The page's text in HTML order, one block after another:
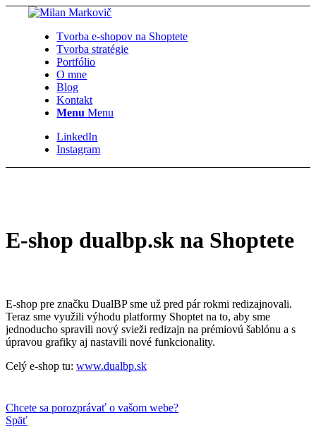
Tvorba e-shopov na Shoptete
Tvorba stratégie
Portfólio
O mne
Blog
Kontakt
Menu Menu
LinkedIn
Instagram
E-shop dualbp.sk na Shoptete
E-shop pre značku DualBP sme už pred pár rokmi redizajnovali.
Teraz sme využili výhodu platformy Shoptet na to, aby sme
jednoducho spravili nový svieži redizajn na prémiovú šablónu a s
úpravou grafiky aj nastavili nové funkcionality.
Celý e-shop tu: www.dualbp.sk
Chcete sa porozprávať o vašom webe?
Späť